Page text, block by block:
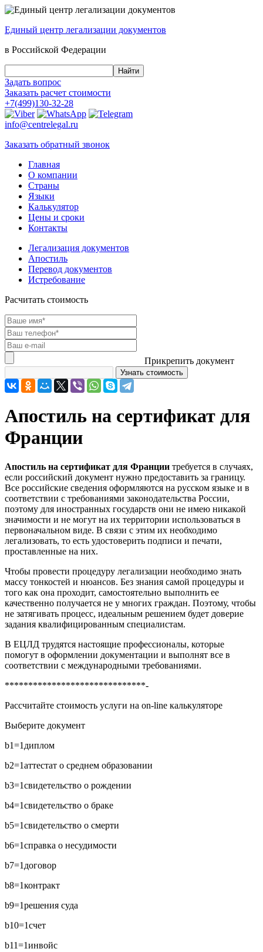
Единый центр легализации документов
в Российской Федерации
Задать вопрос
Заказать расчет стоимости
+7(499)130-32-28
info@centrelegal.ru
Заказать обратный звонок
Главная
О компании
Страны
Языки
Калькулятор
Цены и сроки
Контакты
Легализация документов
Апостиль
Перевод документов
Истребование
Расчитать стоимость
Прикрепить документ
Апостиль на сертификат для
Франции
Апостиль на сертификат для Франции требуется в случаях,
если российский документ нужно предоставить за границу.
Все российские сведения оформляются на русском языке и в
соответствии с требованиями законодательства России,
поэтому для иностранных государств они не имею никакой
значимости и не могут на их территории использоваться в
первоначальном виде. В связи с этим их необходимо
легализовать, то есть удостоверить подписи и печати,
проставленные на них.
Чтобы провести процедуру легализации необходимо знать
массу тонкостей и нюансов. Без знания самой процедуры и
того как она проходит, самостоятельно выполнить ее
качественно получается не у многих граждан. Поэтому, чтобы
не затягивать процесс, идеальным решением будет доверие
задания квалифицированным специалистам.
В ЕЦЛД трудятся настоящие профессионалы, которые
помогут в оформлении документации и выполнят все в
соответствии с международными требованиями.
******************************-
Рассчитайте стоимость услуги на on-line калькуляторе
Выберите документ
b1=1 диплом
b2=1аттестат о среднем образовании
b3=1свидетельство о рождении
b4=1свидетельство о браке
b5=1свидетельство о смерти
b6=1справка о несудимости
b7=1 договор
b8=1контракт
b9=1решения суда
b10=1счет
b11=1инвойс